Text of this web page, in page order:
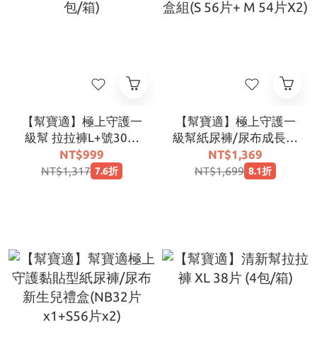
【幫寶適】極上守護一
級幫 拉拉褲L+號30片
(3包/箱)
NT$999
NT$1,317 7.6折
【幫寶適】極上守護一
級幫紙尿褲/尿布成長禮
盒組(S 56片+ M 54片
X2)
NT$1,369
NT$1,699 8.1折